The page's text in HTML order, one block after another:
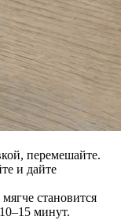
перемешайте.
и дайте
становится
минут.